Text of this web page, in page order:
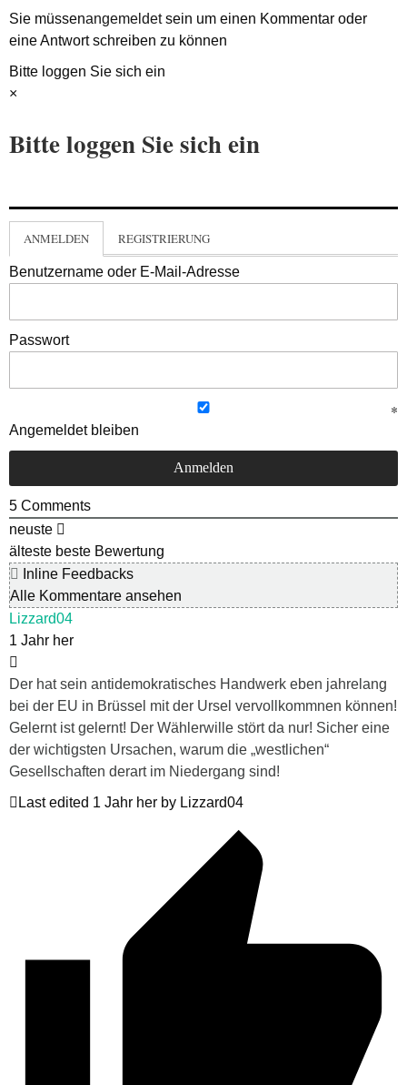
Sie müssenangemeldetsein um einen Kommentar oder
eine Antwort schreiben zu können
Bitte loggen Sie sich ein
×
Bitte loggen Sie sich ein
ANMELDEN REGISTRIERUNG
Benutzername oder E-Mail-Adresse
Passwort
Angemeldet bleiben
5 Comments
neuste
älteste beste Bewertung
Inline Feedbacks
Alle Kommentare ansehen
Lizzard04
1 Jahr her
Der hat sein antidemokratisches Handwerk eben jahrelang
bei der EU in Brüssel mit der Ursel vervollkommnen können!
Gelernt ist gelernt! Der Wählerwille stört da nur! Sicher eine
der wichtigsten Ursachen, warum die „westlichen“
Gesellschaften derart im Niedergang sind!
Last edited 1 Jahr her by Lizzard04